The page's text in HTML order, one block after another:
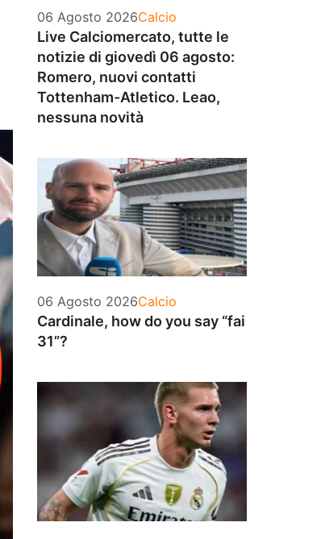
06 Agosto 2026Categorie
Calcio
Live Calciomercato, tutte le
notizie di giovedì 06 agosto:
Romero, nuovi contatti
Tottenham-Atletico. Leao,
nessuna novità
06 Agosto 2026Categorie
Calcio
Cardinale, how do you say “fai
31”?